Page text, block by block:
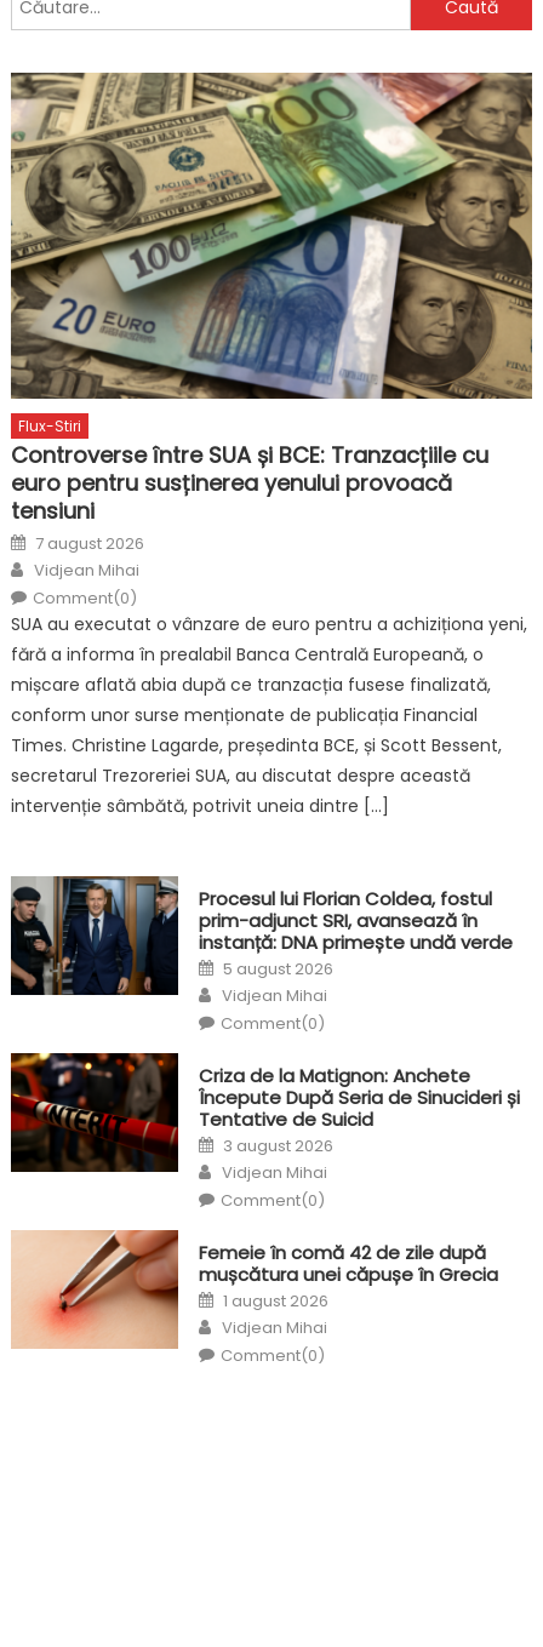
după:
Flux-Stiri
Controverse între SUA și BCE: Tranzacțiile cu
euro pentru susținerea yenului provoacă
tensiuni
Posted
on
7 august 2026
Author
Vidjean Mihai
Comment(0)
SUA au executat o vânzare de euro pentru a achiziționa yeni,
fără a informa în prealabil Banca Centrală Europeană, o
mișcare aflată abia după ce tranzacția fusese finalizată,
conform unor surse menționate de publicația Financial
Times. Christine Lagarde, președinta BCE, și Scott Bessent,
secretarul Trezoreriei SUA, au discutat despre această
intervenție sâmbătă, potrivit uneia dintre […]
Procesul lui Florian Coldea, fostul
prim-adjunct SRI, avansează în
instanță: DNA primește undă verde
Posted
on
5 august 2026
Author
Vidjean Mihai
Comment(0)
Criza de la Matignon: Anchete
Începute După Seria de Sinucideri și
Tentative de Suicid
Posted
on
3 august 2026
Author
Vidjean Mihai
Comment(0)
Femeie în comă 42 de zile după
mușcătura unei căpușe în Grecia
Posted
on
1 august 2026
Author
Vidjean Mihai
Comment(0)